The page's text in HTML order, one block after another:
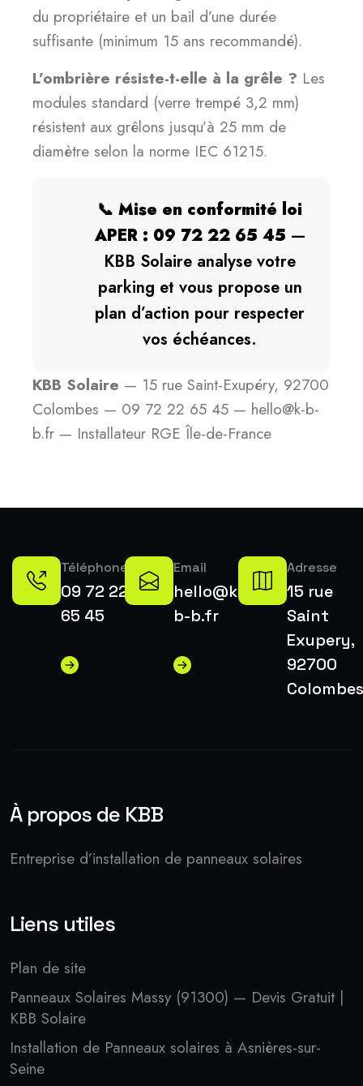
du propriétaire et un bail d’une durée
suffisante (minimum 15 ans recommandé).
L’ombrière résiste-t-elle à la grêle ? Les
modules standard (verre trempé 3,2 mm)
résistent aux grêlons jusqu’à 25 mm de
diamètre selon la norme IEC 61215.
📞 Mise en conformité loi
APER : 09 72 22 65 45 —
KBB Solaire analyse votre
parking et vous propose un
plan d’action pour respecter
vos échéances.
KBB Solaire — 15 rue Saint-Exupéry, 92700
Colombes — 09 72 22 65 45 — hello@k-b-
b.fr — Installateur RGE Île-de-France
Téléphone
09 72 22
65 45
Email
hello@k-
b-b.fr
Adresse
15 rue
Saint
Exupery,
92700
Colombes
À propos de KBB
Entreprise d’installation de panneaux solaires
Liens utiles
Plan de site
Panneaux Solaires Massy (91300) — Devis Gratuit |
KBB Solaire
Installation de Panneaux solaires à Asnières-sur-
Seine